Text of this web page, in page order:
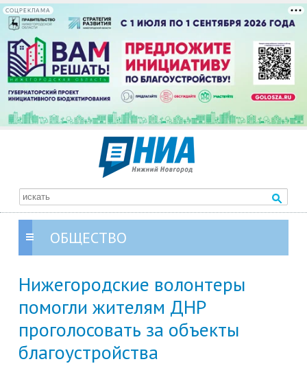
СОЦРЕКЛАМА
ОБЩЕСТВО
Нижегородские волонтеры
помогли жителям ДНР
проголосовать за объекты
благоустройства